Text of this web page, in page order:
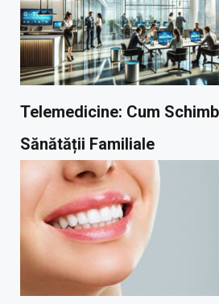
Telemedicine: Cum
Sănătății Familiale